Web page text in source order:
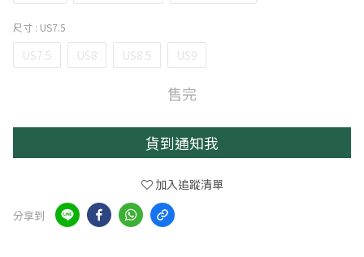
尺寸 : US7.5
US7.5 US8 US8.5 US9
售完
貨到通知我
加入追蹤清單
分享到